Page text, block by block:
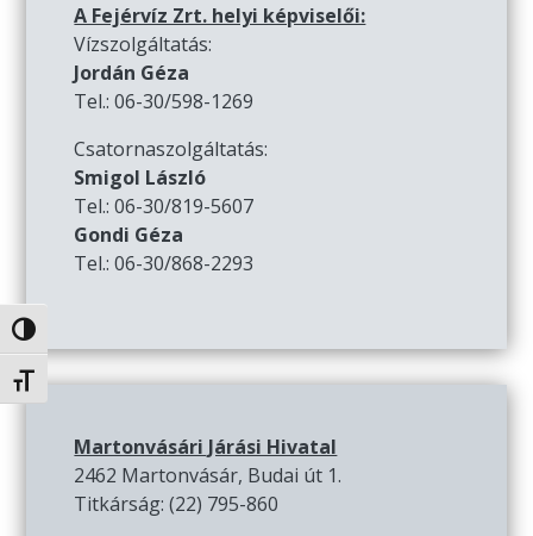
Nagy kontraszt váltása
Betűméret váltása
A Fejérvíz Zrt. helyi képviselői:
Vízszolgáltatás:
Jordán Géza
Tel.: 06-30/598-1269
Csatornaszolgáltatás:
Smigol László
Tel.: 06-30/819-5607
Gondi Géza
Tel.: 06-30/868-2293
Martonvásári Járási Hivatal
2462 Martonvásár, Budai út 1.
Titkárság: (22) 795-860